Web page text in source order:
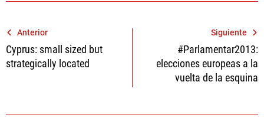
Navegación
de
entradas
Anterior
Cyprus: small sized but
strategically located
Siguiente
#Parlamentar2013:
elecciones europeas a la
vuelta de la esquina